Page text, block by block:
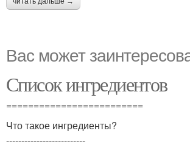
Вас может
Список ингредиентов
=========================
Что такое ингредиенты?
--------------------------